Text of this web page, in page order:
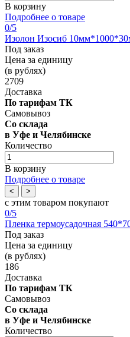
В корзину
Подробнее о товаре
0/5
Изолон Изосиб
Под заказ
Цена за единицу
(в рублях)
2709
Доставка
По тарифам ТК
Самовывоз
Со склада
в Уфе и Челябинске
Количество
В корзину
Подробнее о товаре
< >
с этим товаром покупают
0/5
Пленка термоусадочная
Под заказ
Цена за единицу
(в рублях)
186
Доставка
По тарифам ТК
Самовывоз
Со склада
в Уфе и Челябинске
Количество